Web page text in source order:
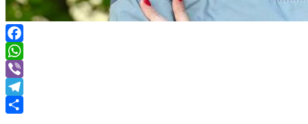
Facebook
WhatsApp
Viber
Telegram